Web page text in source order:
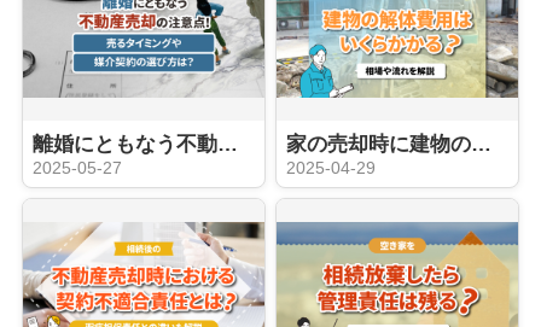
離婚にともなう不動産売却の注意点！売るタイミングや媒介契約の選び方は？
2025-05-27
家の売却時に建物の解体費用はいくらかかる？相場や流れを解説
2025-04-29